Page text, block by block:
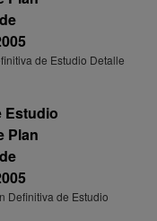
de Estudio Detalle
Estudio
Plan
Definitiva de Estudio